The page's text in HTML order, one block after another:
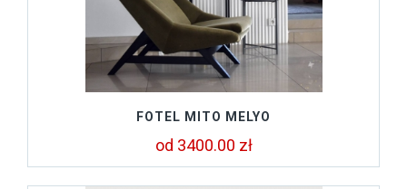
FOTEL MITO MELYO
od 3400.00 zł